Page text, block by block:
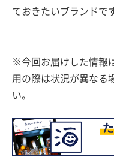
ておきたいブランドで
※今回お届けした情報
用の際は状況が異なる
い。